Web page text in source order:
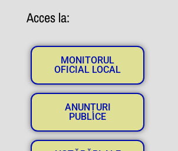
Acces la:
MONITORUL
OFICIAL LOCAL
ANUNȚURI
PUBLICE